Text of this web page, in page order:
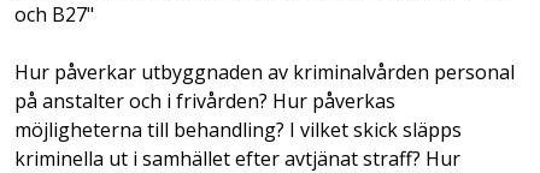
och B27"
Hur påverkar utbyggnaden av kriminalvården personal
på anstalter och i frivården? Hur påverkas
möjligheterna till behandling? I vilket skick släpps
kriminella ut i samhället efter avtjänat straff? Hur